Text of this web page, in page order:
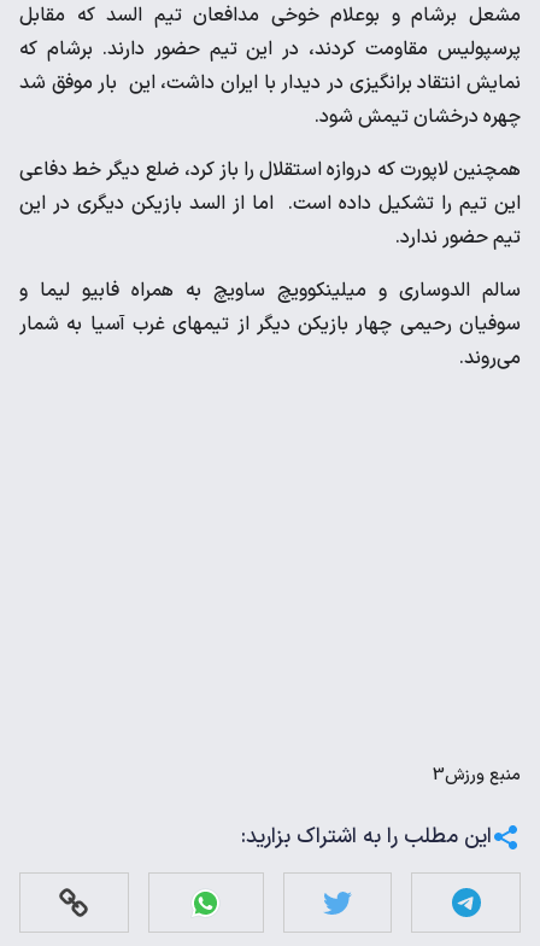
مشعل برشام و بوعلام خوخی مدافعان تیم السد که مقابل
پرسپولیس مقاومت کردند، در این تیم حضور دارند. برشام که
نمایش انتقاد برانگیزی در دیدار با ایران داشت، این بار موفق شد
چهره درخشان تیمش شود.
همچنین لاپورت که دروازه استقلال را باز کرد، ضلع دیگر خط دفاعی
این تیم را تشکیل داده است. اما از السد بازیکن دیگری در این
تیم حضور ندارد.
سالم الدوساری و میلینکوویچ ساویچ به همراه فابیو لیما و
سوفیان رحیمی چهار بازیکن دیگر از تیمهای غرب آسیا به شمار
می‌روند.
منبعورزش3
این مطلب را به اشتراک بزارید: